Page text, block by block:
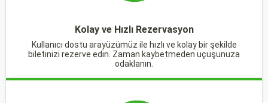
Kolay ve Hızlı Rezervasyon
Kullanıcı dostu arayüzümüz ile hızlı ve kolay bir şekilde
biletinizi rezerve edin. Zaman kaybetmeden uçuşunuza
odaklanın.